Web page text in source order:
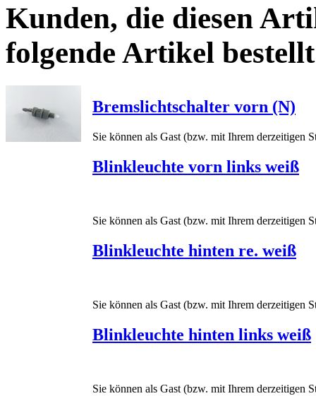
Kunden, die diesen
folgende Artikel
Bremslichtschalter vorn (N)
Sie können als Gast (bzw. mit Ihrem derzeitigen
Blinkleuchte vorn links weiß
Sie können als Gast (bzw. mit Ihrem derzeitigen
Blinkleuchte hinten re. weiß
Sie können als Gast (bzw. mit Ihrem derzeitigen
Blinkleuchte hinten links weiß
Sie können als Gast (bzw. mit Ihrem derzeitigen